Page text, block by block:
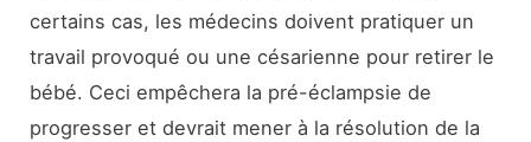
certains cas, les médecins doivent pratiquer un
travail provoqué ou une césarienne pour retirer le
bébé. Ceci empêchera la pré-éclampsie de
progresser et devrait mener à la résolution de la